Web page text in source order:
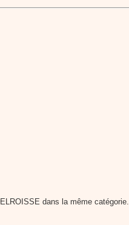
dans la même catégorie.